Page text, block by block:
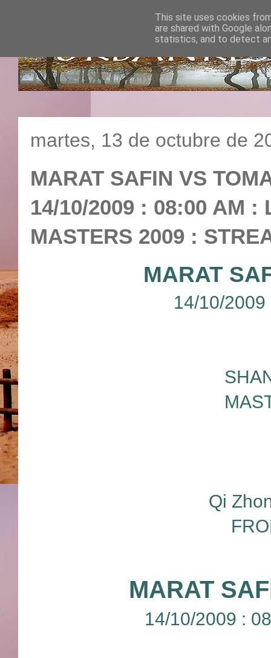
martes, 13 de octubre de
MARAT SAFIN VS
14/10/2009 : 08:00 AM :
MASTERS 2009 :
MARAT
14/10/2009
Qi
MARAT
14/10/2009 :
This site uses cookies
are shared with Google
statistics, and to detect